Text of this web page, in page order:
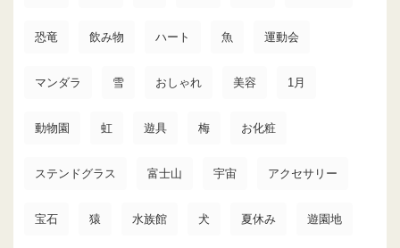
恐竜 飲み物 ハート 魚 運動会
マンダラ 雪 おしゃれ 美容 1月
動物園 虹 遊具 梅 お化粧
ステンドグラス 富士山 宇宙 アクセサリー
宝石 猿 水族館 犬 夏休み 遊園地